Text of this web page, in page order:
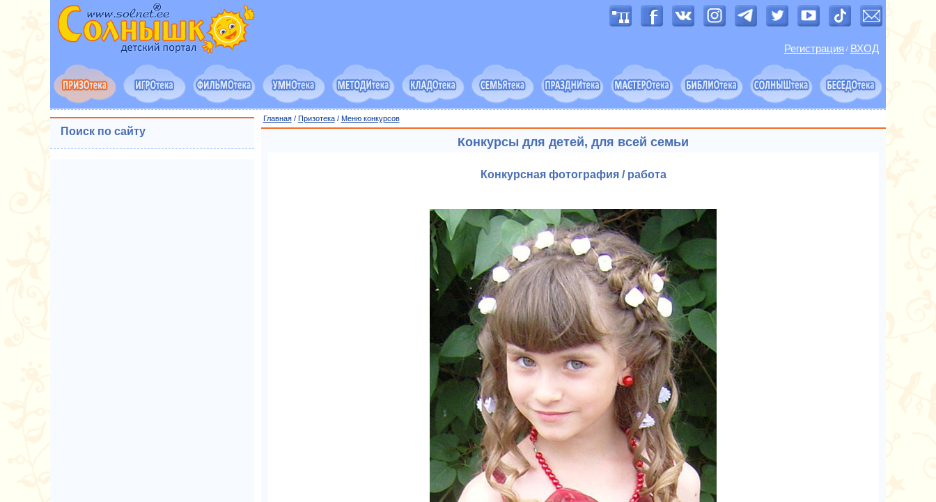
Регистрация / ВХОД
Главная/ Призотека/ Меню конкурсов
Конкурсы для детей, для всей семьи
Конкурсная фотография / работа
Поиск по сайту